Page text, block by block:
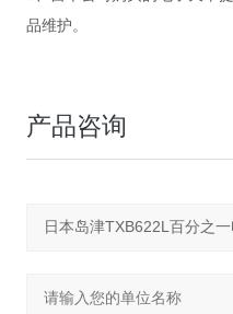
品维护。
产品咨询